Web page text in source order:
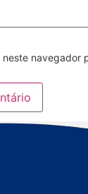
neste navegador